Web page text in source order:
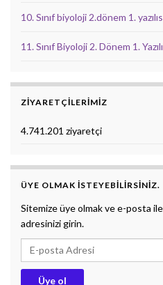
10. Sınıf biyoloji 2.dönem 1.
11. Sınıf Biyoloji 2. Dönem 1.
ZIYARETÇILERIMIZ
4.741.201 ziyaretçi
ÜYE OLMAK ISTEYEBILIRSINIZ.
Sitemize üye olmak ve e-posta
adresinizi girin.
E-posta Adresi
Üye ol